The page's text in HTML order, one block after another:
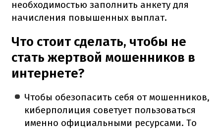
необходимостью заполнить анкету для
начисления повышенных выплат.
Что стоит сделать, чтобы не
стать жертвой мошенников в
интернете?
Чтобы обезопасить себя от мошенников,
киберполиция советует пользоваться
именно официальными ресурсами. То